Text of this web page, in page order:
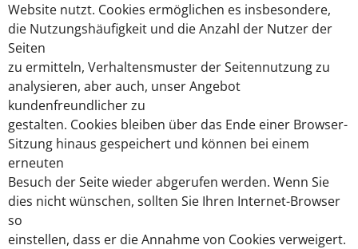
Website nutzt. Cookies ermöglichen es insbesondere,
die Nutzungshäufigkeit und die Anzahl der Nutzer der
Seiten
zu ermitteln, Verhaltensmuster der Seitennutzung zu
analysieren, aber auch, unser Angebot
kundenfreundlicher zu
gestalten. Cookies bleiben über das Ende einer Browser-
Sitzung hinaus gespeichert und können bei einem
erneuten
Besuch der Seite wieder abgerufen werden. Wenn Sie
dies nicht wünschen, sollten Sie Ihren Internet-Browser
so
einstellen, dass er die Annahme von Cookies verweigert.